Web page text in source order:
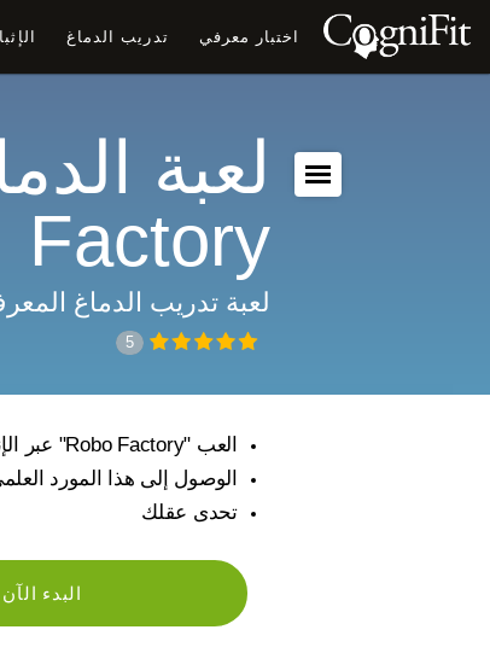
اختبار معرفي تدريب الدماغ
Factory
لعبة تدريب الدماغ
5
العب "Robo Factory" عبر الإنترنت وعزز قدراتك المعرفية
الوصول إلى هذا المورد
تحدى عقلك
البدء الآن